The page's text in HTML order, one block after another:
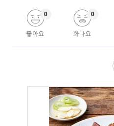
좋아요
0
화나요
0